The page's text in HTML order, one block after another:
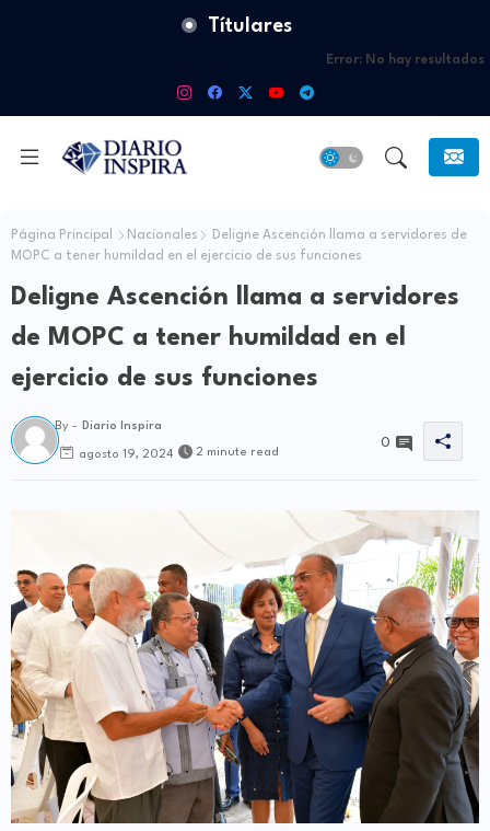
Títulares
Error: No hay resultados
Página Principal Nacionales
Deligne Ascención llama a servidores de
MOPC a tener humildad en el ejercicio de sus funciones
Deligne Ascención llama a servidores
de MOPC a tener humildad en el
ejercicio de sus funciones
By - Diario Inspira
agosto 19, 2024 2 minute read
0